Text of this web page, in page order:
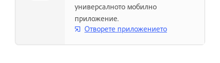
универсалното мобилно
приложение.
Отворете приложението